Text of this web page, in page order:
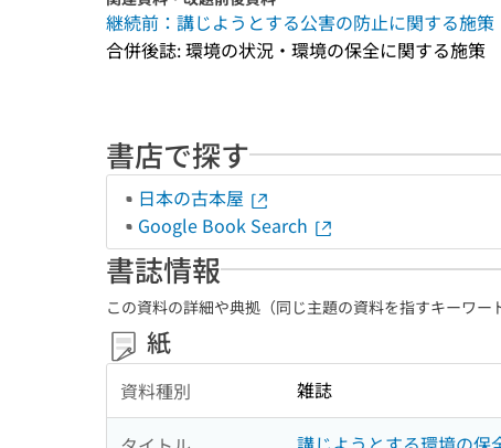
継続前：講じようとする公害の防止に関する施策
合併後誌: 環境の状況・環境の保全に関する施策
書店で探す
日本の古本屋
Google Book Search
書誌情報
この資料の詳細や典拠（同じ主題の資料を指すキーワー
紙
資料種別 雑誌